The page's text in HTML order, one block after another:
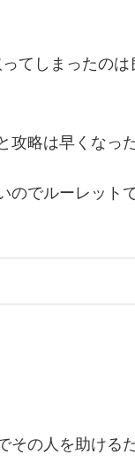
てしまったのは
略は早くなっ
のでルーレット
その人を助ける